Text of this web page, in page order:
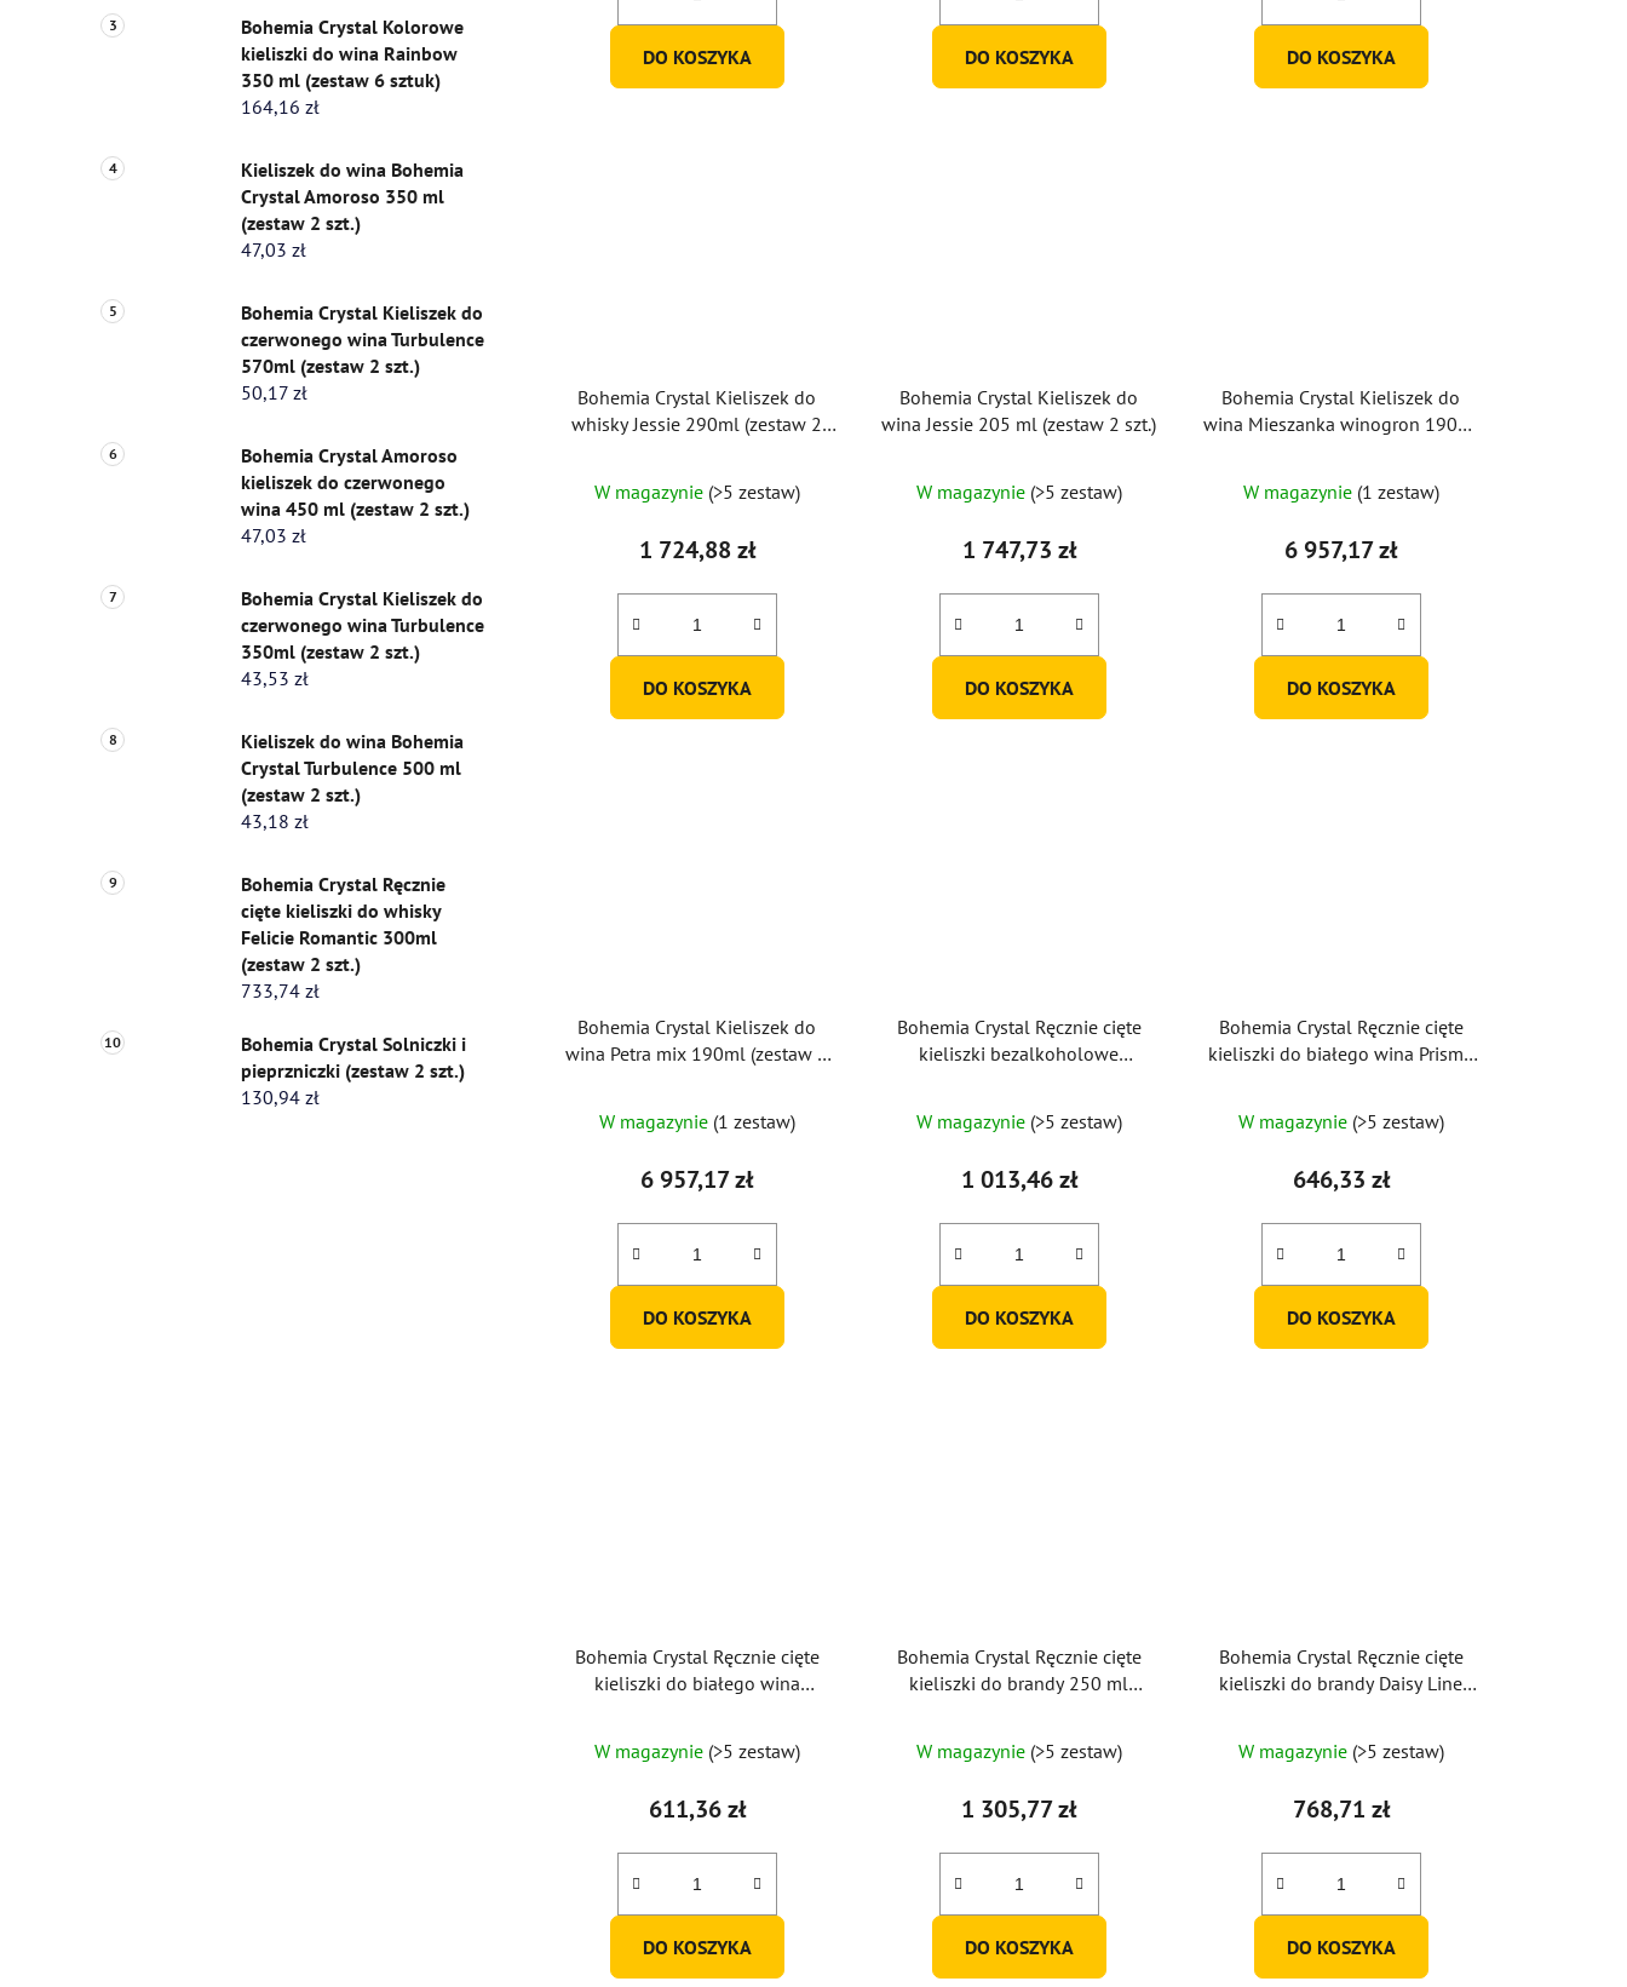
Bohemia Crystal Kolorowe
kieliszki do wina Rainbow
350 ml (zestaw 6 sztuk)
164,16 zł
Kieliszek do wina Bohemia
Crystal Amoroso 350 ml
(zestaw 2 szt.)
47,03 zł
Bohemia Crystal Kieliszek do
czerwonego wina Turbulence
570ml (zestaw 2 szt.)
50,17 zł
Bohemia Crystal Amoroso
kieliszek do czerwonego
wina 450 ml (zestaw 2 szt.)
47,03 zł
Bohemia Crystal Kieliszek do
czerwonego wina Turbulence
350ml (zestaw 2 szt.)
43,53 zł
Kieliszek do wina Bohemia
Crystal Turbulence 500 ml
(zestaw 2 szt.)
43,18 zł
Bohemia Crystal Ręcznie
cięte kieliszki do whisky
Felicie Romantic 300ml
(zestaw 2 szt.)
733,74 zł
Bohemia Crystal Solniczki i
pieprzniczki (zestaw 2 szt.)
130,94 zł
DO KOSZYKA DO KOSZYKA DO KOSZYKA
Bohemia Crystal Kieliszek do
whisky Jessie 290ml (zestaw 2
W magazynie (>5 zestaw)
1 724,88 zł
DO KOSZYKA
Bohemia Crystal Kieliszek do
wina Jessie 205 ml (zestaw 2 szt.)
W magazynie (>5 zestaw)
1 747,73 zł
DO KOSZYKA
Bohemia Crystal Kieliszek do
wina Mieszanka winogron 190ml
W magazynie (1 zestaw)
6 957,17 zł
DO KOSZYKA
Bohemia Crystal Kieliszek do
wina Petra mix 190ml (zestaw 6
W magazynie (1 zestaw)
6 957,17 zł
DO KOSZYKA
Bohemia Crystal Ręcznie cięte
kieliszki bezalkoholowe
W magazynie (>5 zestaw)
1 013,46 zł
DO KOSZYKA
Bohemia Crystal Ręcznie cięte
kieliszki do białego wina Prisma
W magazynie (>5 zestaw)
646,33 zł
DO KOSZYKA
Bohemia Crystal Ręcznie cięte
kieliszki do białego wina
W magazynie (>5 zestaw)
611,36 zł
DO KOSZYKA
Bohemia Crystal Ręcznie cięte
kieliszki do brandy 250 ml
W magazynie (>5 zestaw)
1 305,77 zł
DO KOSZYKA
Bohemia Crystal Ręcznie cięte
kieliszki do brandy Daisy Line
W magazynie (>5 zestaw)
768,71 zł
DO KOSZYKA